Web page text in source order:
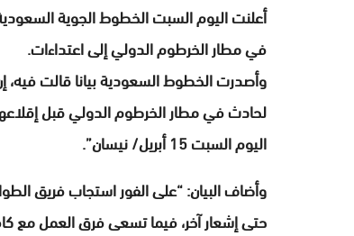
أعلنت اليوم السبت الخطوط الجوية
في مطار الخرطوم الدولي إلى اعتداءات.
لحادث في مطار الخرطوم الدولي قبل
اليوم السبت 15 أبريل/ نيسان”.
وأضاف البيان: “على الفور استجاب فريق
حتى إشعار آخر، فيما تسعى فرق العمل مع